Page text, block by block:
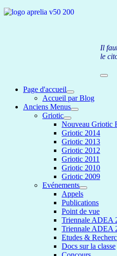
Il
le
Page d'accueil
Accueil par Blog
Anciens Menus
Griotic
Nouveau Griotic
Griotic 2014
Griotic 2013
Griotic 2012
Griotic 2011
Griotic 2010
Griotic 2009
Evénements
Appels
Publications
Point de vue
Triennale ADEA
Triennale ADEA
Etudes &
Docs sur la classe